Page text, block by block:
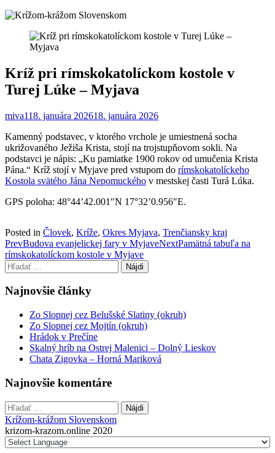
Kríž pri rímskokatolíckom kostole v
Turej Lúke – Myjava
miva118. januára 202618. januára 2026
Kamenný podstavec, v ktorého vrchole je umiestnená socha
ukrižovaného Ježiša Krista, stojí na trojstupňovom sokli. Na
podstavci je nápis: „Ku pamiatke 1900 rokov od umučenia Krista
Pána.“ Kríž stojí v Myjave pred vstupom do rímskokatolíckeho
Kostola svätého Jána Nepomuckého v mestskej časti Turá Lúka.
GPS poloha: 48°44’42.001″N 17°32’0.956″E.
Posted in Človek, Kríže, Okres Myjava, Trenčiansky kraj
Post
navigation
PrevBudova evanjelickej fary v MyjaveNextPamätná tabuľa na
rímskokatolíckom kostole v Myjave
Hľadať:
Najnovšie články
Zo Slopnej cez Belušské Slatiny (okruh)
Zo Slopnej cez Mojtín (okruh)
Hrádok v Prečíne
Skalný hríb na Ostrej Malenici – Dolný Lieskov
Chata Zigovka – Horná Mariková
Najnovšie komentáre
Hľadať:
Krížom-krážom Slovenskom
krizom-krazom.online 2020